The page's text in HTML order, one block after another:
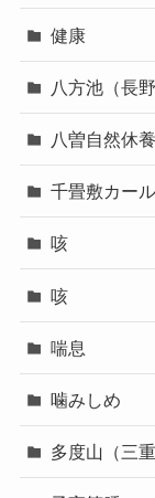
健康
八方池（長
八曽自然休
千畳敷カー
咳
咳
喘息
噛みしめ
多度山（三